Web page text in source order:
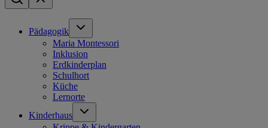
Pädagogik
Maria Montessori
Inklusion
Erdkinderplan
Schulhort
Küche
Lernorte
Kinderhaus